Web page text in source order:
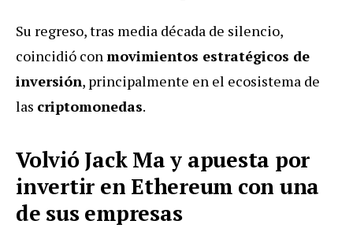
Su regreso, tras media década de silencio,
coincidió conmovimientos estratégicos de
inversión, principalmente en el ecosistema de
las criptomonedas.
Volvió Jack Ma y apuesta por
invertir en Ethereum con una
de sus empresas